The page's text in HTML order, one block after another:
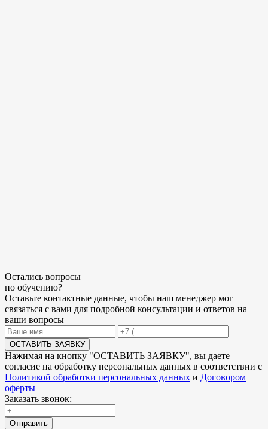
Остались вопросы
по обучению?
Оставьте контактные данные, чтобы наш менеджер мог
связаться с вами для подробной консультации и ответов на
ваши вопросы
ОСТАВИТЬ ЗАЯВКУ
Нажимая на кнопку "ОСТАВИТЬ ЗАЯВКУ", вы даете
согласие на обработку персональных данных в соответствии с
Политикой обработки персональных данных и Договором
оферты
Заказать звонок:
Отправить